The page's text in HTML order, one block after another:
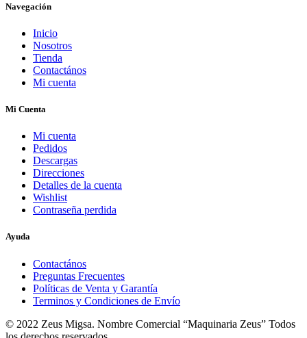
Navegación
Inicio
Nosotros
Tienda
Contactános
Mi cuenta
Mi Cuenta
Mi cuenta
Pedidos
Descargas
Direcciones
Detalles de la cuenta
Wishlist
Contraseña perdida
Ayuda
Contactános
Preguntas Frecuentes
Políticas de Venta y Garantía
Terminos y Condiciones de Envío
© 2022 Zeus Migsa. Nombre Comercial “Maquinaria Zeus” Todos